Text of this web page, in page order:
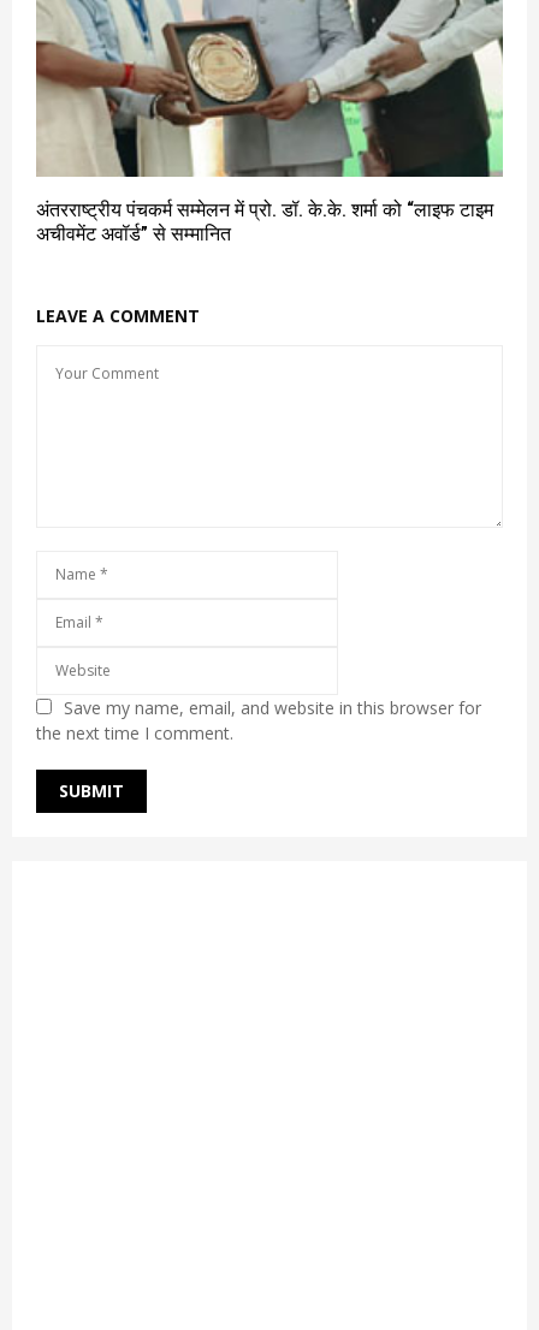
अंतरराष्ट्रीय पंचकर्म सम्मेलन में प्रो. डॉ. के.के. शर्मा को “लाइफ टाइम
अचीवमेंट अवॉर्ड” से सम्मानित
LEAVE A COMMENT
Save my name, email, and website in this browser for
the next time I comment.